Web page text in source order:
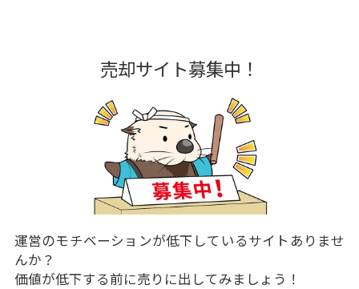
売却サイト募集中！
運営のモチベーションが低下しているサイトありませ
んか？
価値が低下する前に売りに出してみましょう！